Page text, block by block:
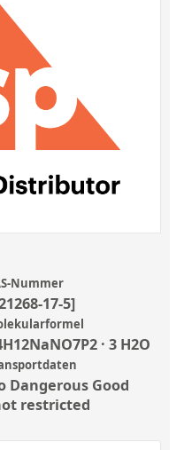
PT)
(SUS)
Nummer
17-5]
· 3 H2O
Dangerous Good
restricted